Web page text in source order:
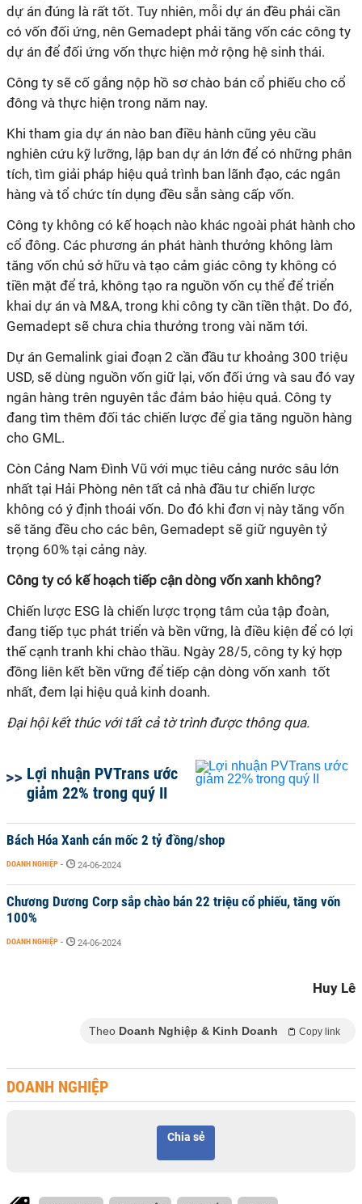
dự án đúng là rất tốt. Tuy nhiên, mỗi dự án đều phải cần
có vốn đối ứng, nên Gemadept phải tăng vốn các công ty
dự án để đối ứng vốn thực hiện mở rộng hệ sinh thái.
Công ty sẽ cố gắng nộp hồ sơ chào bán cổ phiếu cho cổ
đông và thực hiện trong năm nay.
Khi tham gia dự án nào ban điều hành cũng yêu cầu
nghiên cứu kỹ lưỡng, lập ban dự án lớn để có những phân
tích, tìm giải pháp hiệu quả trình ban lãnh đạo, các ngân
hàng và tổ chức tín dụng đều sẵn sàng cấp vốn.
Công ty không có kế hoạch nào khác ngoài phát hành cho
cổ đông. Các phương án phát hành thưởng không làm
tăng vốn chủ sở hữu và tạo cảm giác công ty không có
tiền mặt để trả, không tạo ra nguồn vốn cụ thể để triển
khai dự án và M&A, trong khi công ty cần tiền thật. Do đó,
Gemadept sẽ chưa chia thưởng trong vài năm tới.
Dự án Gemalink giai đoạn 2 cần đầu tư khoảng 300 triệu
USD, sẽ dùng nguồn vốn giữ lại, vốn đối ứng và sau đó vay
ngân hàng trên nguyên tắc đảm bảo hiệu quả. Công ty
đang tìm thêm đối tác chiến lược để gia tăng nguồn hàng
cho GML.
Còn Cảng Nam Đình Vũ với mục tiêu cảng nước sâu lớn
nhất tại Hải Phòng nên tất cả nhà đầu tư chiến lược
không có ý định thoái vốn. Do đó khi đơn vị này tăng vốn
sẽ tăng đều cho các bên, Gemadept sẽ giữ nguyên tỷ
trọng 60% tại cảng này.
Công ty có kế hoạch tiếp cận dòng vốn xanh không?
Chiến lược ESG là chiến lược trọng tâm của tập đoàn,
đang tiếp tục phát triển và bền vững, là điều kiện để có lợi
thế cạnh tranh khi chào thầu. Ngày 28/5, công ty ký hợp
đồng liên kết bền vững để tiếp cận dòng vốn xanh tốt
nhất, đem lại hiệu quả kinh doanh.
Đại hội kết thúc với tất cả tờ trình được thông qua.
Lợi nhuận PVTrans ước
giảm 22% trong quý II
Bách Hóa Xanh cán mốc 2 tỷ đồng/shop
DOANH NGHIỆP - 24-06-2024
Chương Dương Corp sắp chào bán 22 triệu cổ phiếu, tăng vốn
100%
DOANH NGHIỆP - 24-06-2024
Huy Lê
Theo Doanh Nghiệp & Kinh Doanh Copy link
DOANH NGHIỆP
Chia sẻ